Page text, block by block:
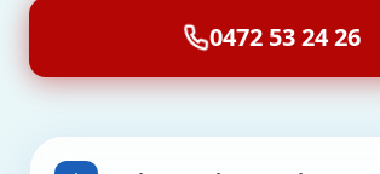
0472 53 24 26